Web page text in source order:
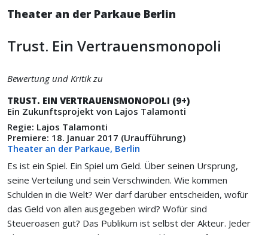
Theater an der Parkaue Berlin
Trust. Ein Vertrauens­monopoli
Bewertung und Kritik zu
TRUST. EIN VERTRAUENS­MONOPOLI (9+)
Ein Zukunftsprojekt von Lajos Talamonti
Regie: Lajos Talamonti
Premiere: 18. Januar 2017 (Uraufführung)
Theater an der Parkaue, Berlin
Es ist ein Spiel. Ein Spiel um Geld. Über seinen Ursprung,
seine Verteilung und sein Verschwinden. Wie kommen
Schulden in die Welt? Wer darf darüber entscheiden, wofür
das Geld von allen ausgegeben wird? Wofür sind
Steueroasen gut? Das Publikum ist selbst der Akteur. Jeder